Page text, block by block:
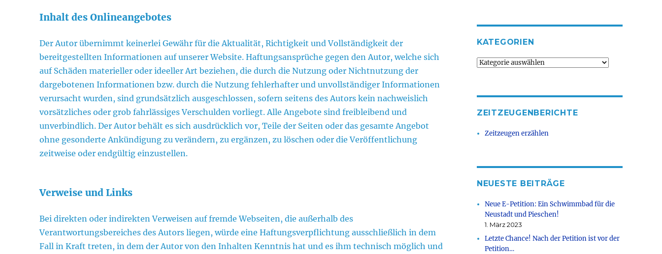
Inhalt des Onlineangebotes
Der Autor übernimmt keinerlei Gewähr für die Aktualität, Richtigkeit und Vollständigkeit der
bereitgestellten Informationen auf unserer Website. Haftungsansprüche gegen den Autor, welche sich
auf Schäden materieller oder ideeller Art beziehen, die durch die Nutzung oder Nichtnutzung der
dargebotenen Informationen bzw. durch die Nutzung fehlerhafter und unvollständiger Informationen
verursacht wurden, sind grundsätzlich ausgeschlossen, sofern seitens des Autors kein nachweislich
vorsätzliches oder grob fahrlässiges Verschulden vorliegt. Alle Angebote sind freibleibend und
unverbindlich. Der Autor behält es sich ausdrücklich vor, Teile der Seiten oder das gesamte Angebot
ohne gesonderte Ankündigung zu verändern, zu ergänzen, zu löschen oder die Veröffentlichung
zeitweise oder endgültig einzustellen.
Verweise und Links
Bei direkten oder indirekten Verweisen auf fremde Webseiten, die außerhalb des
Verantwortungsbereiches des Autors liegen, würde eine Haftungsverpflichtung ausschließlich in dem
Fall in Kraft treten, in dem der Autor von den Inhalten Kenntnis hat und es ihm technisch möglich und
KATEGORIEN
Kategorien
ZEITZEUGENBERICHTE
Zeitzeugen erzählen
NEUESTE BEITRÄGE
Neue E-Petition: Ein Schwimmbad für die
Neustadt und Pieschen!
1. März 2023
Letzte Chance! Nach der Petition ist vor der
Petition…